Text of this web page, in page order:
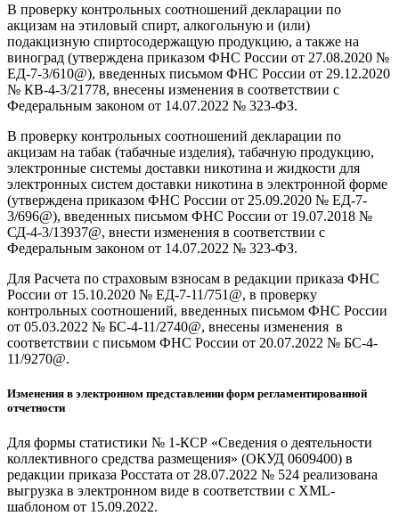
В проверку контрольных соотношений декларации по
акцизам на этиловый спирт, алкогольную и (или)
подакцизную спиртосодержащую продукцию, а также на
виноград (утверждена приказом ФНС России от 27.08.2020 №
ЕД-7-3/610@), введенных письмом ФНС России от 29.12.2020
№ КВ-4-3/21778, внесены изменения в соответствии с
Федеральным законом от 14.07.2022 № 323-ФЗ.
В проверку контрольных соотношений декларации по
акцизам на табак (табачные изделия), табачную продукцию,
электронные системы доставки никотина и жидкости для
электронных систем доставки никотина в электронной форме
(утверждена приказом ФНС России от 25.09.2020 № ЕД-7-
3/696@), введенных письмом ФНС России от 19.07.2018 №
СД-4-3/13937@, внести изменения в соответствии с
Федеральным законом от 14.07.2022 № 323-ФЗ.
Для Расчета по страховым взносам в редакции приказа ФНС
России от 15.10.2020 № ЕД-7-11/751@, в проверку
контрольных соотношений, введенных письмом ФНС России
от 05.03.2022 № БС-4-11/2740@, внесены изменения в
соответствии с письмом ФНС России от 20.07.2022 № БС-4-
11/9270@.
Изменения в электронном представлении форм регламентированной
отчетности
Для формы статистики № 1-КСР «Сведения о деятельности
коллективного средства размещения» (ОКУД 0609400) в
редакции приказа Росстата от 28.07.2022 № 524 реализована
выгрузка в электронном виде в соответствии с XML-
шаблоном от 15.09.2022.